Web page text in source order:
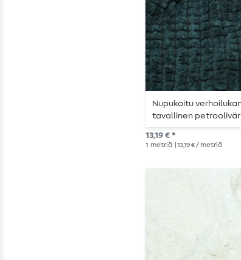
Nupukoitu
tavallinen
13,19 € *
1 metriä | 13,19 € / metriä